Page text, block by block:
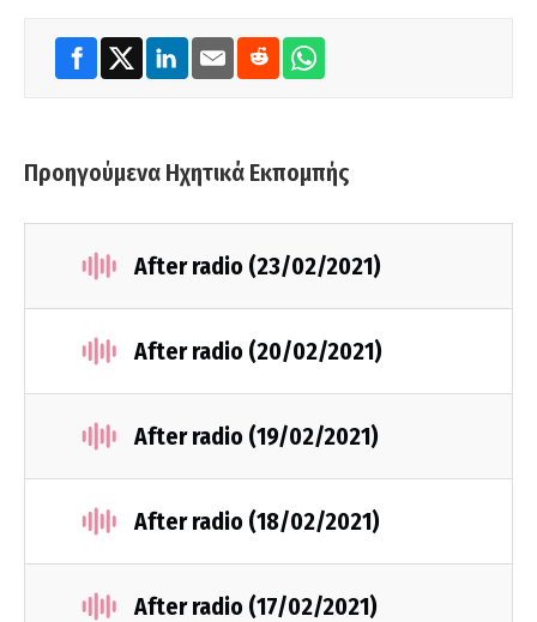
Προηγούμενα Ηχητικά Εκπομπής
After radio (23/02/2021)
After radio (20/02/2021)
After radio (19/02/2021)
After radio (18/02/2021)
After radio (17/02/2021)